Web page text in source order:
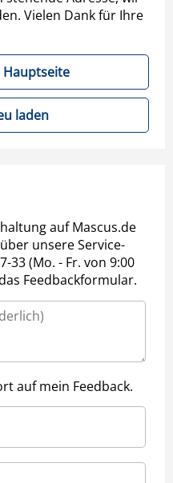
Vielen Dank für Ihre
laden
auf Mascus.de
unsere Service-
33 (Mo. - Fr. von 9:00
Feedbackformular.
auf mein Feedback.